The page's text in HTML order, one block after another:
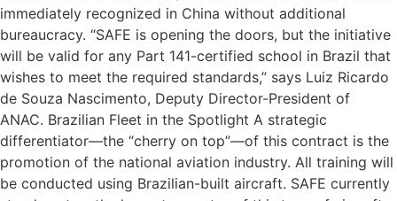
immediately recognized in China without additional
bureaucracy. “SAFE is opening the doors, but the initiative
will be valid for any Part 141-certified school in Brazil that
wishes to meet the required standards,” says Luiz Ricardo
de Souza Nascimento, Deputy Director-President of
ANAC. Brazilian Fleet in the Spotlight A strategic
differentiator—the “cherry on top”—of this contract is the
promotion of the national aviation industry. All training will
be conducted using Brazilian-built aircraft. SAFE currently